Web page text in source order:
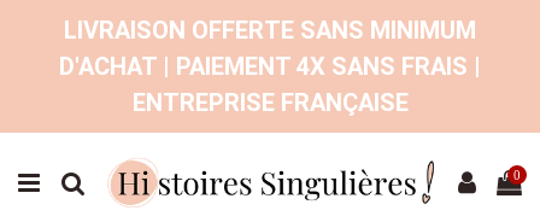
LIVRAISON OFFERTE SANS MINIMUM
D'ACHAT | PAIEMENT 4X SANS FRAIS |
ENTREPRISE FRANÇAISE
0